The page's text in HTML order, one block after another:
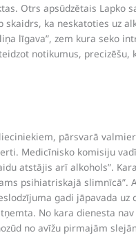
Otrs apsūdzētais Lapko
ka neskatoties uz
līgava”, zem kura seko
notikumus,
pārsvarā
Medicīnisko komisiju
atstājis arī alkohols”.
psihiatriskajā slimnīcā”.
gadi jāpavada uz
No kara dienesta
no avīžu pirmajām